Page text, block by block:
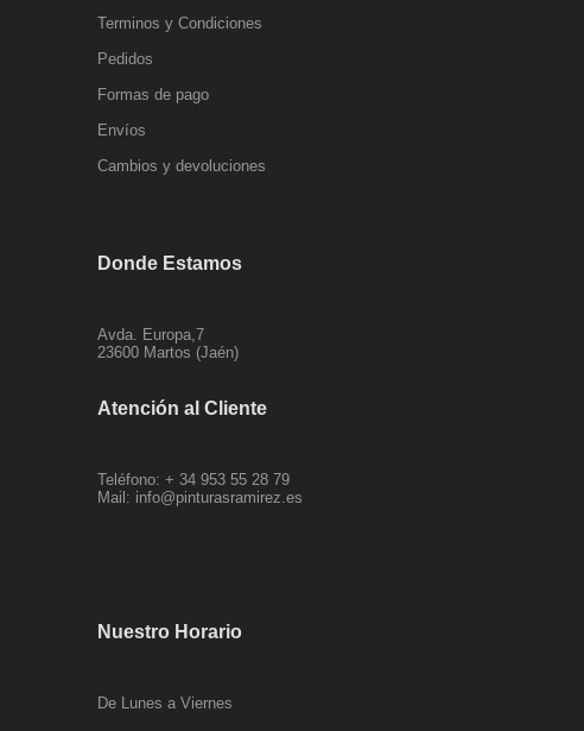
Terminos y Condiciones
Pedidos
Formas de pago
Envíos
Cambios y devoluciones
Donde Estamos
Avda. Europa,7
23600 Martos (Jaén)
Atención al Cliente
Teléfono: + 34 953 55 28 79
Mail: info@pinturasramirez.es
Nuestro Horario
De Lunes a Viernes